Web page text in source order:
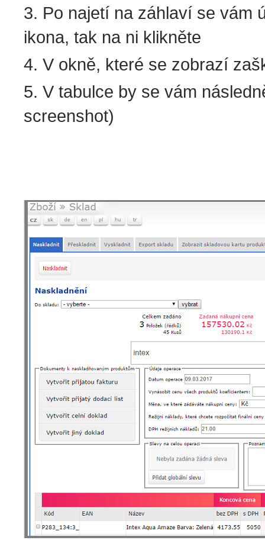
3. Po najetí na záhlaví se vám
ikona, tak na ni klikněte
4. V okně, které se zobrazí
5. V tabulce by se vám
screenshot)